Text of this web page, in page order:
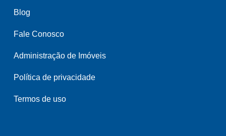
Blog
Fale Conosco
Administração de Imóveis
Política de privacidade
Termos de uso